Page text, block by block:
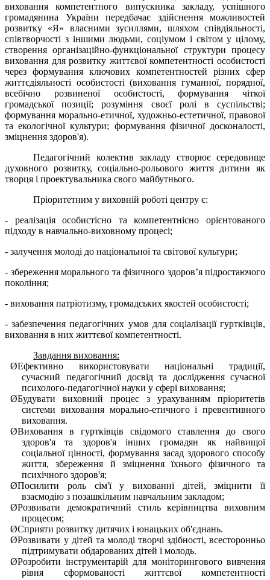
виховання компетентного випускника закладу, успішного
громадянина України передбачає здійснення можливостей
розвитку «Я» власними зусиллями, шляхом співдіяльності,
співтворчості з іншими людьми, соціумом і світом у цілому,
створення організаційно-функціональної структури процесу
виховання для розвитку життєвої компетентності особистості
через формування ключових компетентностей різних сфер
життєдіяльності особистості (виховання гуманної, порядної,
всебічно розвиненої особистості, формування чіткої
громадської позиції; розуміння своєї ролі в суспільстві;
формування морально-етичної, художньо-естетичної, правової
та екологічної культури; формування фізичної досконалості,
зміцнення здоров'я).
Педагогічний колектив закладу створює середовище
духовного розвитку, соціально-рольового життя дитини як
творця і проек­тувальника свого майбутнього.
Пріоритетним у виховній роботі центру є:
- реалізація особистісно та компетентнісно орієнтованого
підходу в навчально-виховному процесі;
- залучення молоді до національної та світової культури;
- збереження морального та фізичного здоров’я підростаючого
покоління;
- виховання патріотизму, громадських якостей особистості;
- забезпечення педагогічних умов для соціалізації гуртківців,
виховання в них життєвої компетентності.
Завдання виховання:
ØЕфективно використовувати національні традиції,
сучасний педагогічний досвід та дослідження сучасної
психолого-педагогічної науки у сфері виховання;
ØБудувати виховний процес з урахуванням пріоритетів
системи виховання морально-етичного і превентивного
виховання.
ØВиховання в гуртківців свідомого ставлення до свого
здоров'я та здоров'я інших громадян як найвищої
соціальної цінності, формування засад здорового способу
життя, збереження й зміцнення їхнього фізичного та
психічного здоров'я;
ØПосилити роль сім'ї у вихованні дітей, зміцнити її
взаємодію з позашкільним навчальним закладом;
ØРозвивати демократичний стиль керівництва виховним
процесом;
ØСприяти розвитку дитячих і юнацьких об'єднань.
ØРозвивати у дітей та молоді творчі здібності, всесторонньо
підтримувати обдарованих дітей і молодь.
ØРозробити інструментарій для моніторингового вивчення
рівня сформованості життєвої компетентності